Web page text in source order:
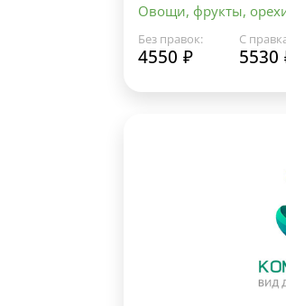
Овощи, фрукты,
Без правок:
4550 ₽
С
5530